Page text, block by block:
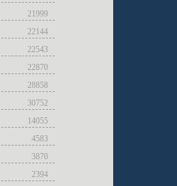
21999
22144
22543
22870
28858
30752
14055
4583
3870
2394